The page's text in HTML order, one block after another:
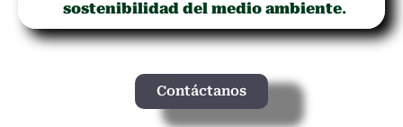
sostenibilidad del medio ambiente.
Contáctanos